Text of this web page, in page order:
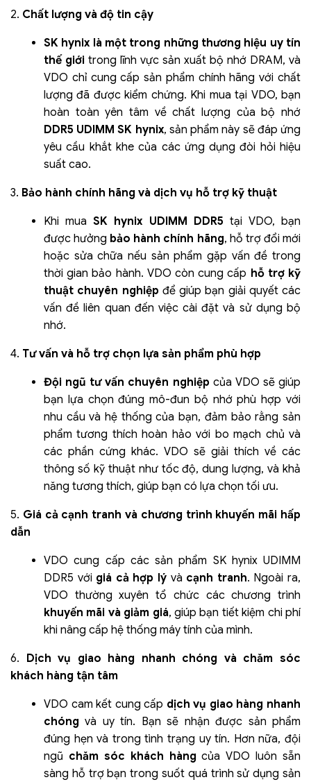
2. Chất lượng và độ tin cậy
SK hynix là một trong những thương hiệu uy tín
thế giới trong lĩnh vực sản xuất bộ nhớ DRAM, và
VDO chỉ cung cấp sản phẩm chính hãng với chất
lượng đã được kiểm chứng. Khi mua tại VDO, bạn
hoàn toàn yên tâm về chất lượng của bộ nhớ
DDR5 UDIMM SK hynix, sản phẩm này sẽ đáp ứng
yêu cầu khắt khe của các ứng dụng đòi hỏi hiệu
suất cao.
3. Bảo hành chính hãng và dịch vụ hỗ trợ kỹ thuật
Khi muaSK hynix UDIMM DDR5 tại VDO, bạn
được hưởng bảo hành chính hãng, hỗ trợ đổi mới
hoặc sửa chữa nếu sản phẩm gặp vấn đề trong
thời gian bảo hành. VDO còn cung cấp hỗ trợ kỹ
thuật chuyên nghiệp để giúp bạn giải quyết các
vấn đề liên quan đến việc cài đặt và sử dụng bộ
nhớ.
4. Tư vấn và hỗ trợ chọn lựa sản phẩm phù hợp
Đội ngũ tư vấn chuyên nghiệp của VDO sẽ giúp
bạn lựa chọn đúng mô-đun bộ nhớ phù hợp với
nhu cầu và hệ thống của bạn, đảm bảo rằng sản
phẩm tương thích hoàn hảo với bo mạch chủ và
các phần cứng khác. VDO sẽ giải thích về các
thông số kỹ thuật như tốc độ, dung lượng, và khả
năng tương thích, giúp bạn có lựa chọn tối ưu.
5. Giá cả cạnh tranh và chương trình khuyến mãi hấp
dẫn
VDO cung cấp các sản phẩm SK hynix UDIMM
DDR5 với giá cả hợp lý và cạnh tranh. Ngoài ra,
VDO thường xuyên tổ chức các chương trình
khuyến mãi và giảm giá, giúp bạn tiết kiệm chi phí
khi nâng cấp hệ thống máy tính của mình.
6. Dịch vụ giao hàng nhanh chóng và chăm sóc
khách hàng tận tâm
VDO cam kết cung cấp dịch vụ giao hàng nhanh
chóng và uy tín. Bạn sẽ nhận được sản phẩm
đúng hẹn và trong tình trạng uy tín. Hơn nữa, đội
ngũ chăm sóc khách hàngcủa VDO luôn sẵn
sàng hỗ trợ bạn trong suốt quá trình sử dụng sản